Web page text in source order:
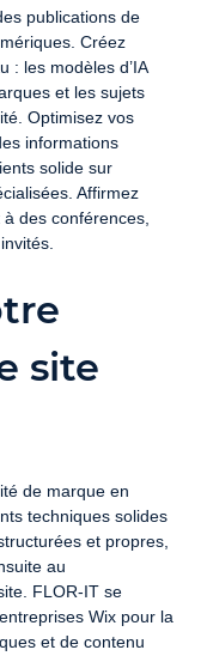
publications de
Créez
: les modèles d’IA
et les sujets
Optimisez vos
informations
solide sur
Affirmez
des conférences,
site
de marque en
techniques solides
et propres,
au
FLOR-IT se
Wix pour la
et de contenu